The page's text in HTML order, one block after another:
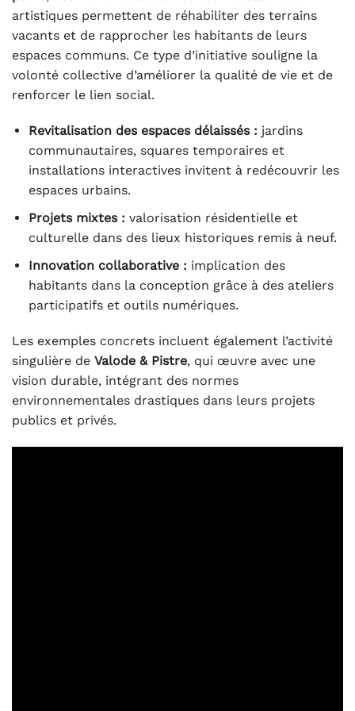
artistiques permettent de réhabiliter des terrains
vacants et de rapprocher les habitants de leurs
espaces communs. Ce type d’initiative souligne la
volonté collective d’améliorer la qualité de vie et de
renforcer le lien social.
Revitalisation des espaces délaissés : jardins
communautaires, squares temporaires et
installations interactives invitent à redécouvrir les
espaces urbains.
Projets mixtes : valorisation résidentielle et
culturelle dans des lieux historiques remis à neuf.
Innovation collaborative : implication des
habitants dans la conception grâce à des ateliers
participatifs et outils numériques.
Les exemples concrets incluent également l’activité
singulière de Valode & Pistre, qui œuvre avec une
vision durable, intégrant des normes
environnementales drastiques dans leurs projets
publics et privés.